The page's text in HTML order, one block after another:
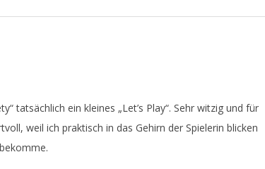
tatsächlich ein kleines „Let’s Play“. Sehr witzig und für
weil ich praktisch in das Gehirn der Spielerin blicken